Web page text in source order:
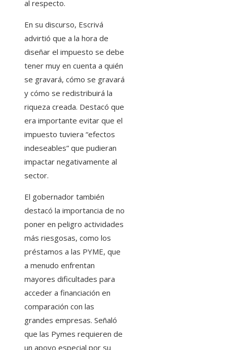
al respecto.
En su discurso, Escrivá
advirtió que a la hora de
diseñar el impuesto se debe
tener muy en cuenta a quién
se gravará, cómo se gravará
y cómo se redistribuirá la
riqueza creada. Destacó que
era importante evitar que el
impuesto tuviera “efectos
indeseables” que pudieran
impactar negativamente al
sector.
El gobernador también
destacó la importancia de no
poner en peligro actividades
más riesgosas, como los
préstamos a las PYME, que
a menudo enfrentan
mayores dificultades para
acceder a financiación en
comparación con las
grandes empresas. Señaló
que las Pymes requieren de
un apoyo especial por su